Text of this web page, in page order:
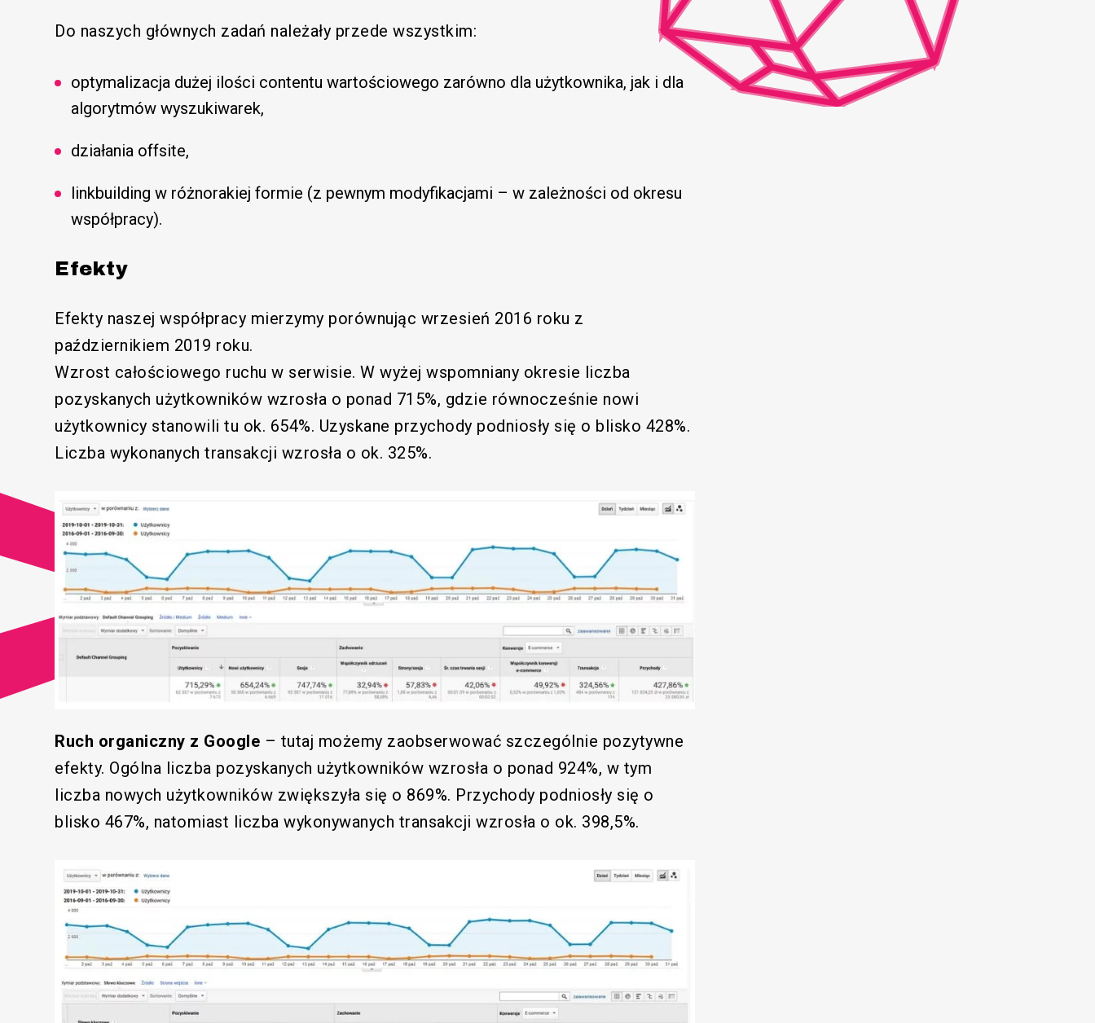
Do naszych głównych zadań należały przede wszystkim:
optymalizacja dużej ilości contentu wartościowego zarówno dla użytkownika, jak i dla
algorytmów wyszukiwarek,
działania offsite,
linkbuilding w różnorakiej formie (z pewnym modyfikacjami – w zależności od okresu
współpracy).
Efekty
Efekty naszej współpracy mierzymy porównując wrzesień 2016 roku z
październikiem 2019 roku.
Wzrost całościowego ruchu w serwisie. W wyżej wspomniany okresie liczba
pozyskanych użytkowników wzrosła o ponad 715%, gdzie równocześnie nowi
użytkownicy stanowili tu ok. 654%. Uzyskane przychody podniosły się o blisko 428%.
Liczba wykonanych transakcji wzrosła o ok. 325%.
Ruch organiczny z Google – tutaj możemy zaobserwować szczególnie pozytywne
efekty. Ogólna liczba pozyskanych użytkowników wzrosła o ponad 924%, w tym
liczba nowych użytkowników zwiększyła się o 869%. Przychody podniosły się o
blisko 467%, natomiast liczba wykonywanych transakcji wzrosła o ok. 398,5%.